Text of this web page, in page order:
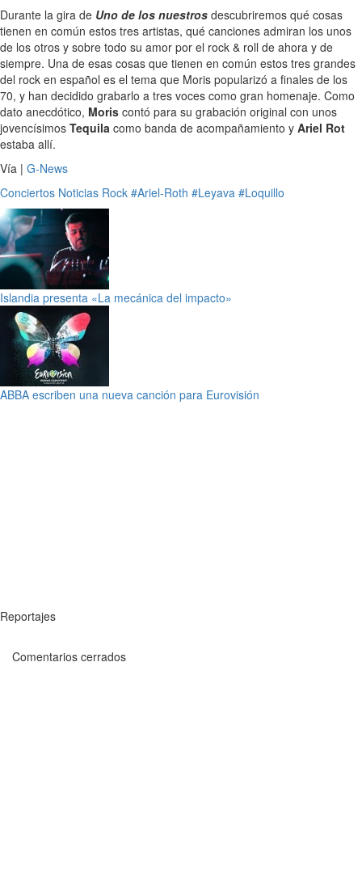
Durante la gira de Uno de los nuestros descubriremos qué cosas
tienen en común estos tres artistas, qué canciones admiran los unos
de los otros y sobre todo su amor por el rock & roll de ahora y de
siempre. Una de esas cosas que tienen en común estos tres grandes
del rock en español es el tema que Moris popularizó a finales de los
70, y han decidido grabarlo a tres voces como gran homenaje. Como
dato anecdótico, Moris contó para su grabación original con unos
jovencísimos Tequila como banda de acompañamiento y Ariel Rot
estaba allí.
Vía | G-News
Conciertos Noticias Rock #Ariel-Roth #Leyava #Loquillo
Islandia presenta «La mecánica del impacto»
ABBA escriben una nueva canción para Eurovisión
Reportajes
Comentarios cerrados